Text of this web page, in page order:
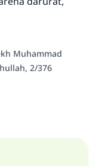
Muhammad
2/376